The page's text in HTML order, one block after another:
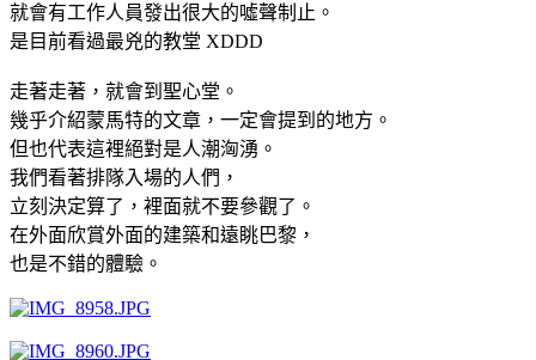
就會有工作人員發出很大的噓聲制止。
是目前看過最兇的教堂 XDDD
走著走著，就會到聖心堂。
幾乎介紹蒙馬特的文章，一定會提到的地方。
但也代表這裡絕對是人潮洶湧。
我們看著排隊入場的人們，
立刻決定算了，裡面就不要參觀了。
在外面欣賞外面的建築和遠眺巴黎，
也是不錯的體驗。